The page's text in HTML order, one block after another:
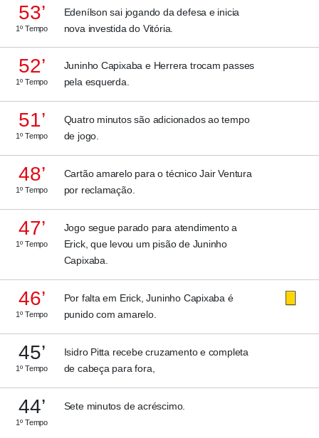
53’
1º Tempo
Edenílson sai jogando da defesa e inicia
nova investida do Vitória.
52’
1º Tempo
Juninho Capixaba e Herrera trocam passes
pela esquerda.
51’
1º Tempo
Quatro minutos são adicionados ao tempo
de jogo.
48’
1º Tempo
Cartão amarelo para o técnico Jair Ventura
por reclamação.
47’
1º Tempo
Jogo segue parado para atendimento a
Erick, que levou um pisão de Juninho
Capixaba.
46’
1º Tempo
Por falta em Erick, Juninho Capixaba é
punido com amarelo.
45’
1º Tempo
Isidro Pitta recebe cruzamento e completa
de cabeça para fora,
44’
1º Tempo
Sete minutos de acréscimo.